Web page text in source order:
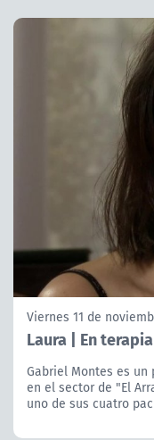
Viernes 11 de
Laura | En terapia
Gabriel Montes es
en el sector de "El
uno de sus cuatro